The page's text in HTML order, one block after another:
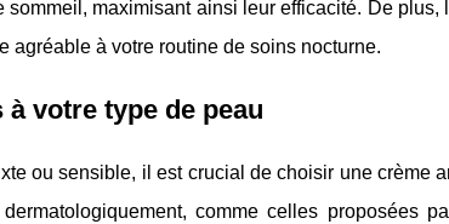
maximisant ainsi leur efficacité. De plus,
agréable à votre routine de soins nocturne.
votre type de peau
ou sensible, il est crucial de choisir une crème
comme celles proposées